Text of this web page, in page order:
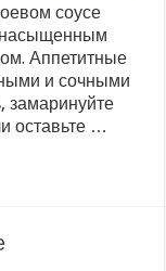
соусе
насыщенным
Аппетитные
и сочными
замаринуйте
оставьте …